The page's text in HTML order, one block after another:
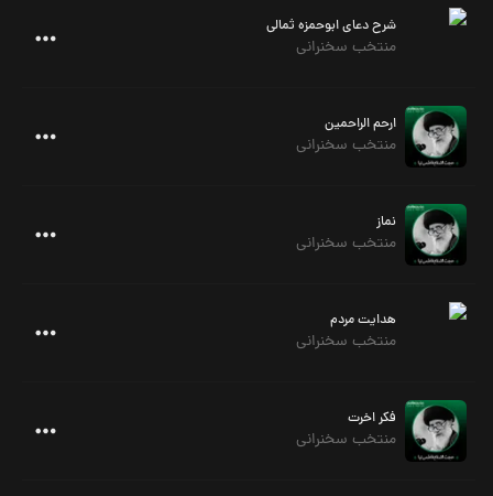
شرح دعای ابوحمزه ثمالی
منتخب سخنرانی
ارحم الراحمین
منتخب سخنرانی
نماز
منتخب سخنرانی
هدایت مردم
منتخب سخنرانی
فکر اخرت
منتخب سخنرانی